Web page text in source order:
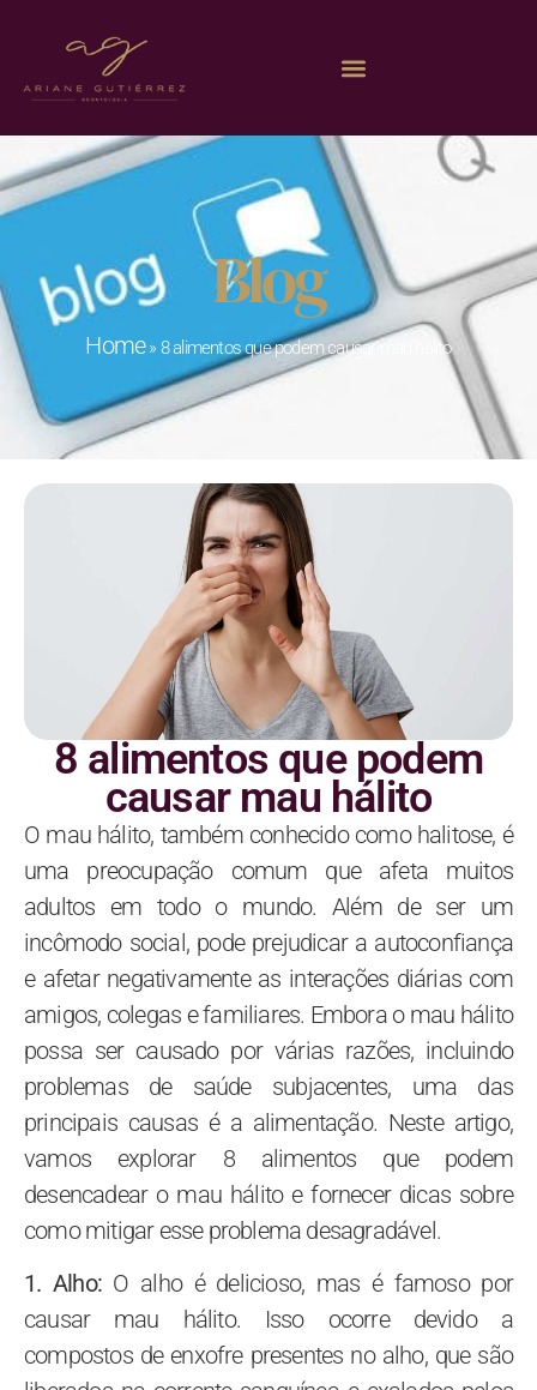
Blog
Home» 8 alimentos que podem causar mau hálito
8 alimentos que podem
causar mau hálito
O mau hálito, também conhecido como halitose, é
uma preocupação comum que afeta muitos
adultos em todo o mundo. Além de ser um
incômodo social, pode prejudicar a autoconfiança
e afetar negativamente as interações diárias com
amigos, colegas e familiares. Embora o mau hálito
possa ser causado por várias razões, incluindo
problemas de saúde subjacentes, uma das
principais causas é a alimentação. Neste artigo,
vamos explorar 8 alimentos que podem
desencadear o mau hálito e fornecer dicas sobre
como mitigar esse problema desagradável.
1. Alho:O alho é delicioso, mas é famoso por
causar mau hálito. Isso ocorre devido a
compostos de enxofre presentes no alho, que são